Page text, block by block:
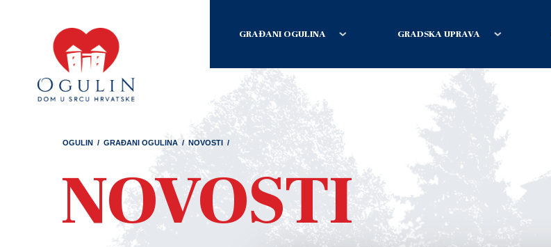
GRAĐANI OGULINA GRADSKA UPRAVA
OGULIN / GRAĐANI OGULINA / NOVOSTI /
NOVOSTI